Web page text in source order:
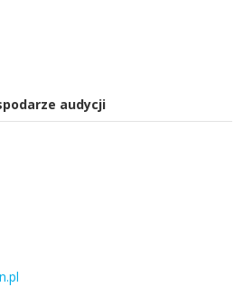
audycji